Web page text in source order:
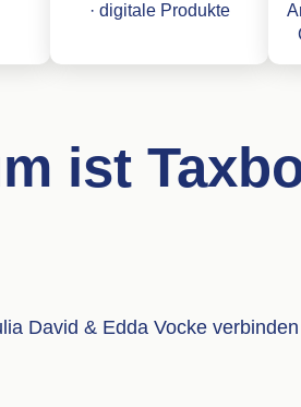
· digitale Produkte
ist
David & Edda Vocke